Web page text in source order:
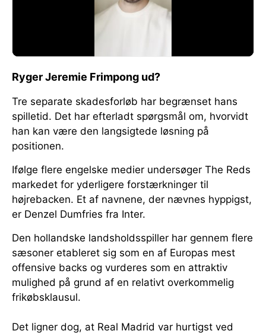
Ryger Jeremie Frimpong ud?
Tre separate skadesforløb har begrænset hans
spilletid. Det har efterladt spørgsmål om, hvorvidt
han kan være den langsigtede løsning på
positionen.
Ifølge flere engelske medier undersøger The Reds
markedet for yderligere forstærkninger til
højrebacken. Et af navnene, der nævnes hyppigst,
er Denzel Dumfries fra Inter.
Den hollandske landsholdsspiller har gennem flere
sæsoner etableret sig som en af Europas mest
offensive backs og vurderes som en attraktiv
mulighed på grund af en relativt overkommelig
frikøbsklausul.
Det ligner dog, at Real Madrid var hurtigst ved